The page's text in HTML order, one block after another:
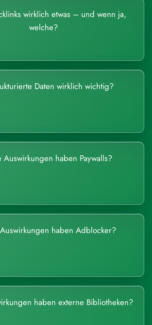
wirklich etwas – und wenn ja,
welche?
Daten wirklich wichtig?
Auswirkungen haben Paywalls?
haben Adblocker?
haben externe Bibliotheken?